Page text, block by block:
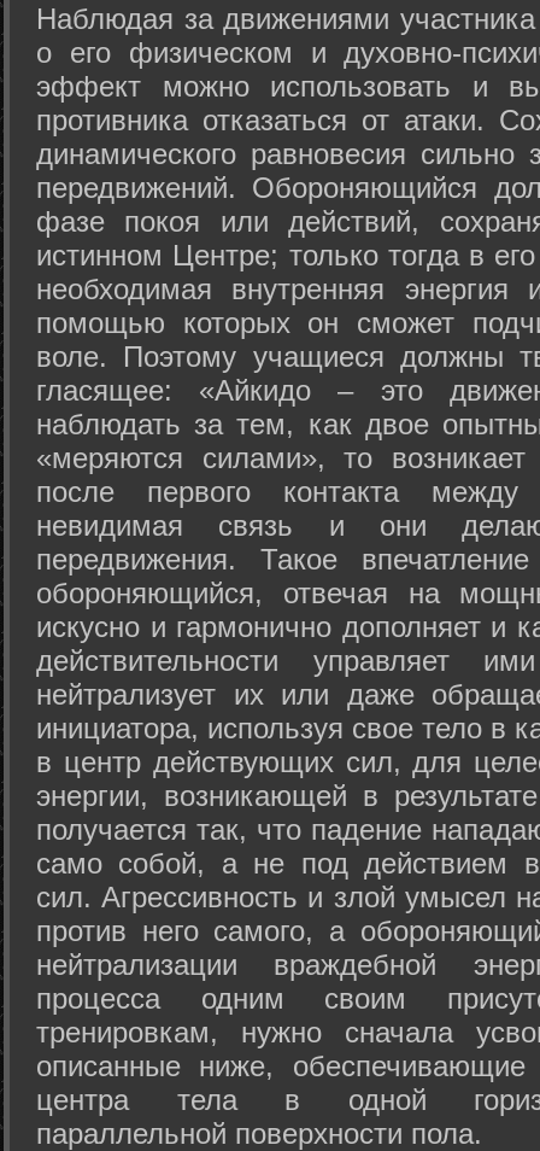
Hаблюдая за движениями
о его физическом и духовно-
эффект можно использовать и
противника отказаться от атаки.
динамического равновесия сильно
передвижений. Обороняющийся
фазе покоя или действий,
истинном Центре; только тогда в
необходимая внутренняя
помощью которых он сможет
воле. Поэтому учащиеся должны
гласящее: «Айкидо – это
наблюдать за тем, как двое
«меряются силами», то возникает
после первого контакта
невидимая связь и они
передвижения. Такое
обороняющийся, отвечая на
искусно и гармонично дополняет и
действительности управляет
нейтрализует их или даже
инициатора, используя свое тело в
в центр действующих сил, для
энергии, возникающей в
получается так, что падение
само собой, а не под действием
сил. Агрессивность и злой умысел
против него самого, а
нейтрализации враждебной
процесса одним своим
тренировкам, нужно сначала
описанные ниже, обеспечивающие
центра тела в одной
параллельной поверхности пола.